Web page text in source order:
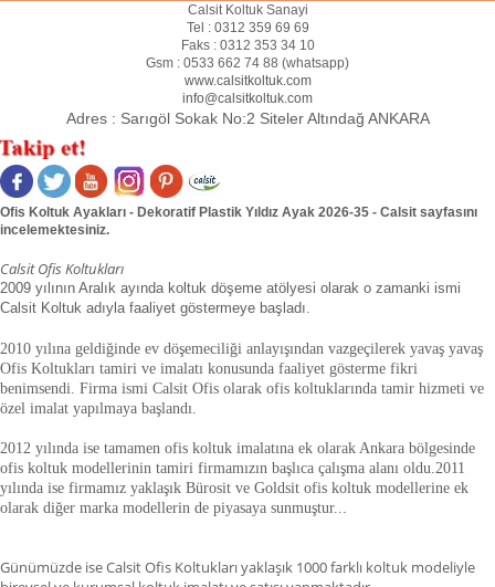
Calsit Koltuk Sanayi
Tel : 0312 359 69 69
Faks : 0312 353 34 10
Gsm : 0533 662 74 88 (whatsapp)
www.calsitkoltuk.com
info@calsitkoltuk.com
Adres : Sarıgöl Sokak No:2 Siteler Altındağ ANKARA
Ofis Koltuk Ayakları - Dekoratif Plastik Yıldız Ayak 2026-35 - Calsit sayfasını
incelemektesiniz.
Calsit Ofis Koltukları
2009 yılının Aralık ayında koltuk döşeme atölyesi olarak o zamanki ismi
Calsit Koltuk adıyla faaliyet göstermeye başladı.
2010 yılına geldiğinde ev döşemeciliği anlayışından vazgeçilerek yavaş yavaş
Ofis Koltukları tamiri ve imalatı konusunda faaliyet gösterme fikri
benimsendi. Firma ismi Calsit Ofis olarak ofis koltuklarında tamir hizmeti ve
özel imalat yapılmaya başlandı.
2012 yılında ise tamamen ofis koltuk imalatına ek olarak Ankara bölgesinde
ofis koltuk modellerinin tamiri firmamızın başlıca çalışma alanı oldu. 2011
yılında ise firmamız yaklaşık Bürosit ve Goldsit ofis koltuk modellerine ek
olarak diğer marka modellerin de piyasaya sunmuştur.
Günümüzde ise Calsit Ofis Koltukları yaklaşık 1000 farklı koltuk modeliyle